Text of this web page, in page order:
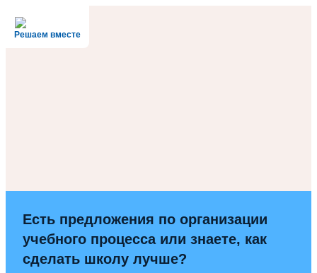
Решаем вместе
Есть предложения по организации
учебного процесса или знаете, как
сделать школу лучше?